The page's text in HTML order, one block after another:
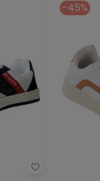
Perfecta -
-45%